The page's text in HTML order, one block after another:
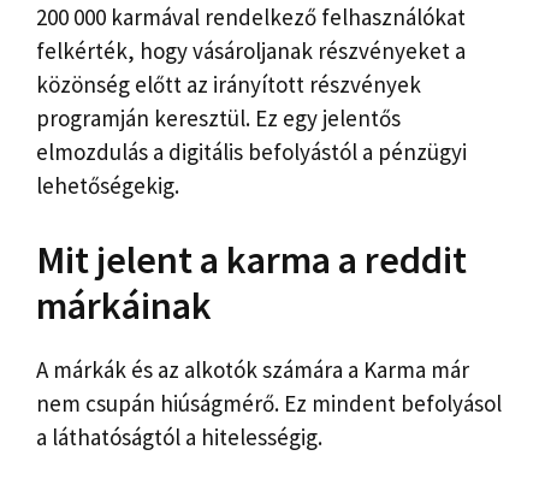
200 000 karmával rendelkező felhasználókat
felkérték, hogy vásároljanak részvényeket a
közönség előtt az irányított részvények
programján keresztül. Ez egy jelentős
elmozdulás a digitális befolyástól a pénzügyi
lehetőségekig.
Mit jelent a karma a reddit
márkáinak
A márkák és az alkotók számára a Karma már
nem csupán hiúságmérő. Ez mindent befolyásol
a láthatóságtól a hitelességig.